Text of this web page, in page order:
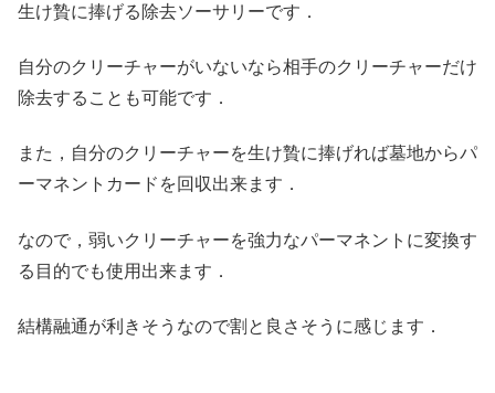
生け贄に捧げる除去ソーサリーです．
自分のクリーチャーがいないなら相手のクリーチャーだけ
除去することも可能です．
また，自分のクリーチャーを生け贄に捧げれば墓地からパ
ーマネントカードを回収出来ます．
なので，弱いクリーチャーを強力なパーマネントに変換す
る目的でも使用出来ます．
結構融通が利きそうなので割と良さそうに感じます．